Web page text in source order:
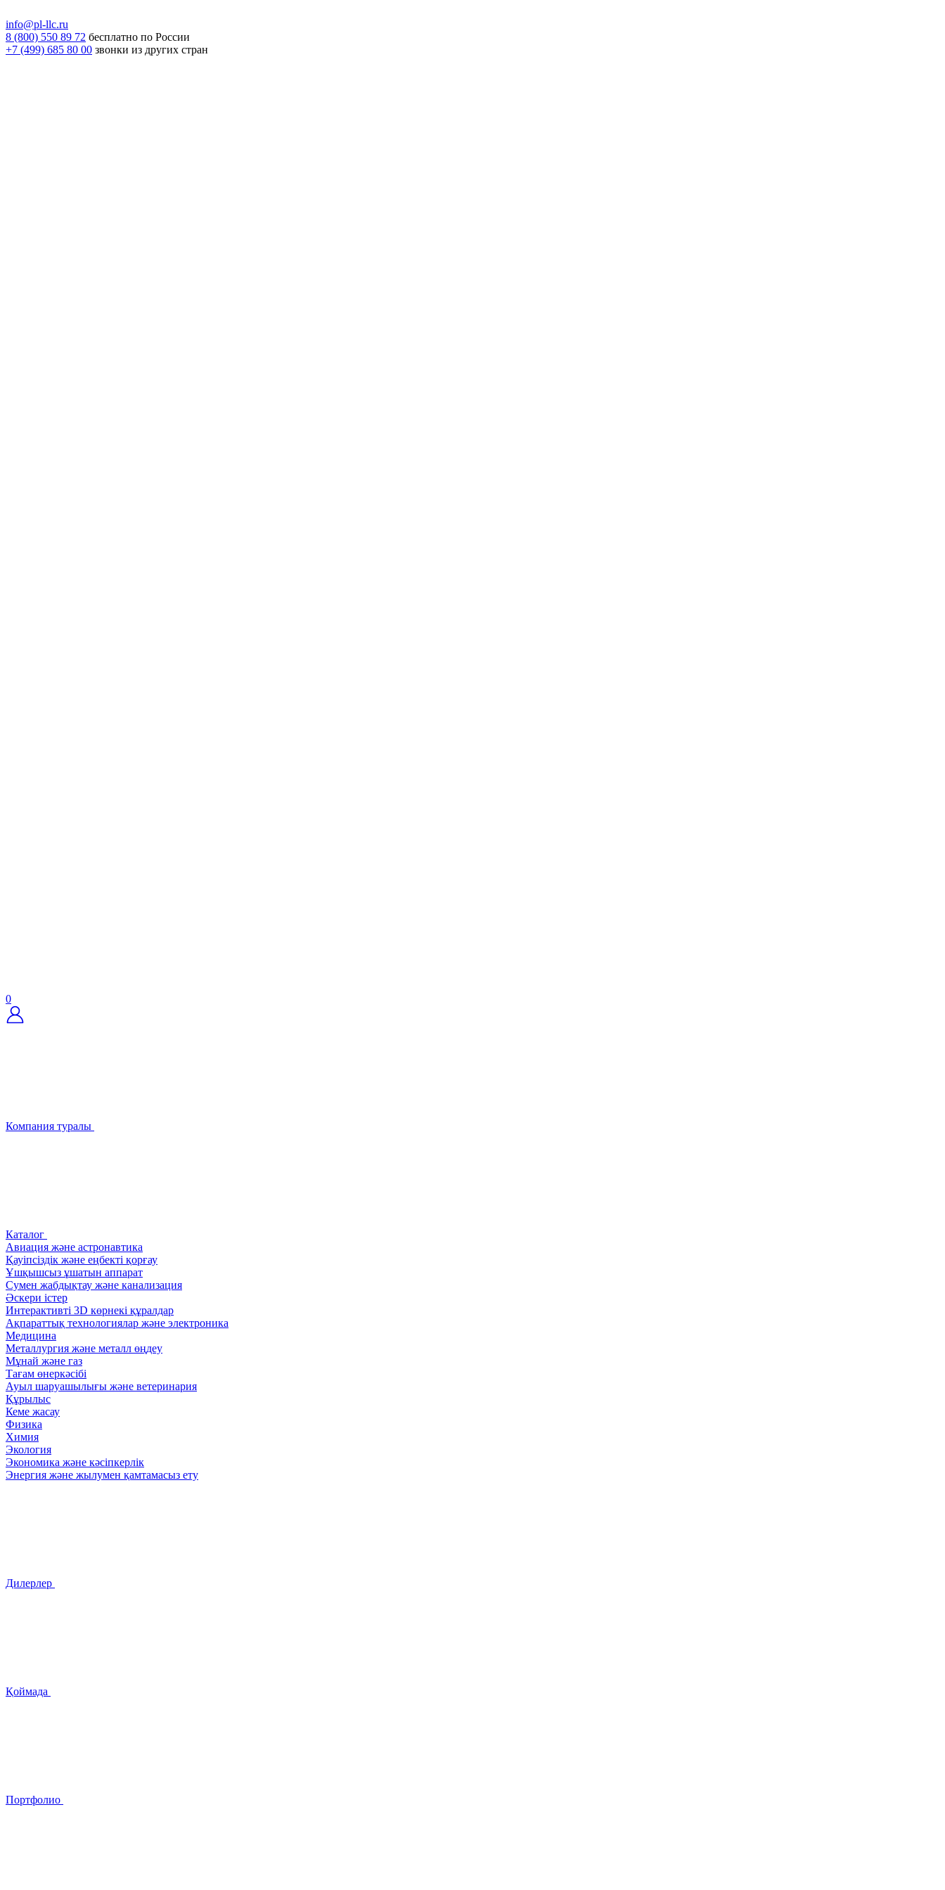
info@pl-llc.ru
8 (800) 550 89 72 бесплатно по России
+7 (499) 685 80 00 звонки из других стран
0
Компания туралы
Каталог
Авиация және астронавтика
Қауіпсіздік және еңбекті қорғау
Ұшқышсыз ұшатын аппарат
Сумен жабдықтау және канализация
Әскери істер
Интерактивті 3D көрнекі құралдар
Ақпараттық технологиялар және электроника
Медицина
Металлургия және металл өңдеу
Мұнай және газ
Тағам өнеркәсібі
Ауыл шаруашылығы және ветеринария
Құрылыс
Кеме жасау
Физика
Химия
Экология
Экономика және кәсіпкерлік
Энергия және жылумен қамтамасыз ету
Дилерлер
Қоймада
Портфолио